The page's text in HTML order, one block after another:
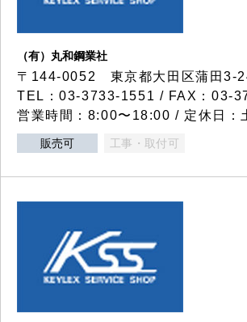
（有）丸和鋼業社
〒144-0052 東京都大田区蒲田3-
TEL：03-3733-1551 / FAX：03-
営業時間：8:00〜18:00 / 定休日：
販売可 工事・取付可